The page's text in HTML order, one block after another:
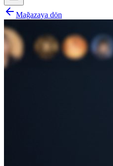
Mağazaya dön